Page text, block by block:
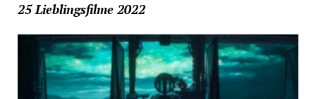
25 Lieblingsfilme 2022